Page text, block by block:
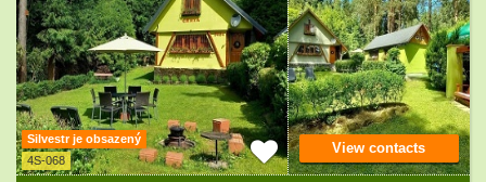
Silvestr je obsazený
4S-068
View contacts